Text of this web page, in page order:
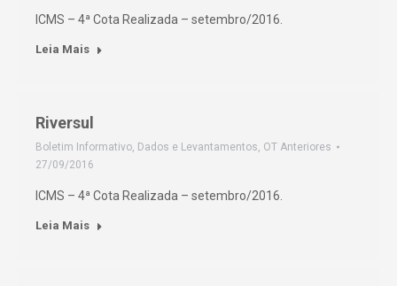
ICMS – 4ª Cota Realizada – setembro/2016.
Leia Mais
Riversul
Boletim Informativo, Dados e Levantamentos, OT Anteriores
27/09/2016
ICMS – 4ª Cota Realizada – setembro/2016.
Leia Mais